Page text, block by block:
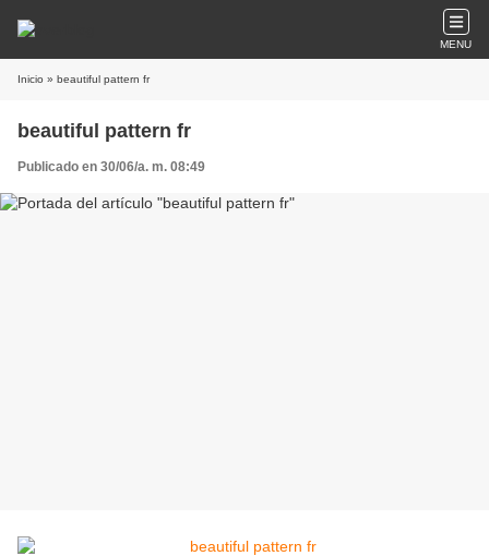
MENU
Inicio » beautiful pattern fr
beautiful pattern fr
Publicado en 30/06/a. m. 08:49